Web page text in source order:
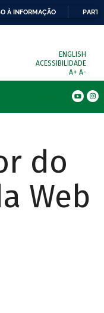
À INFORMAÇÃO
ENGLISH
ACESSIBILIDADE
A+ A-
do
Web